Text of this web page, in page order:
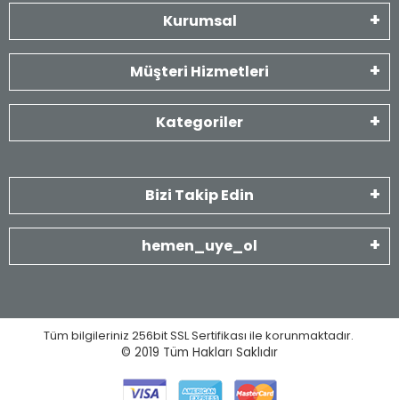
Kurumsal
Müşteri Hizmetleri
Kategoriler
Bizi Takip Edin
hemen_uye_ol
Tüm bilgileriniz 256bit SSL Sertifikası ile korunmaktadır.
© 2019 Tüm Hakları Saklıdır